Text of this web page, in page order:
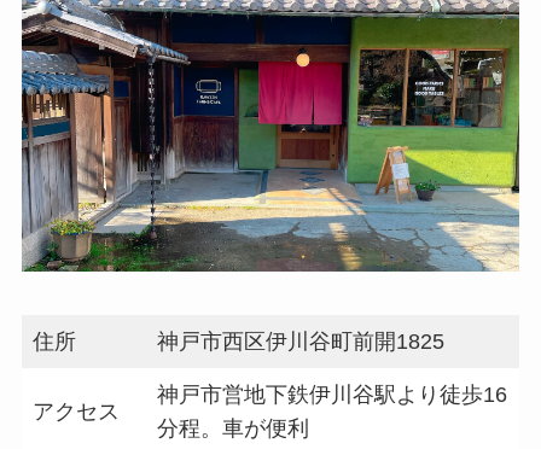
住所 神戸市西区伊川谷町前開1825
アクセス
神戸市営地下鉄伊川谷駅より徒歩16
分程。車が便利